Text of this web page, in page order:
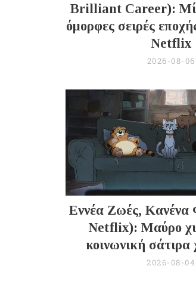
Brilliant Career):
όμορφες σειρές
Netflix
2026-08-06
Εννέα Ζωές, Κανένα
Netflix): Μαύρο
κοινωνική σάτιρα
2026-08-04